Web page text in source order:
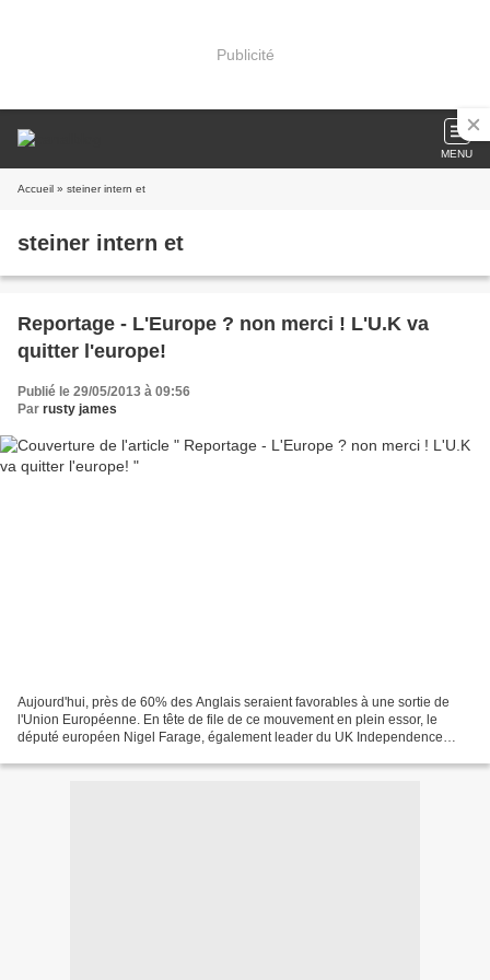
Publicité
MENU
Accueil » steiner intern et
steiner intern et
Reportage - L'Europe ? non merci ! L'U.K va
quitter l'europe!
Publié le 29/05/2013 à 09:56
Par rusty james
Aujourd'hui, près de 60% des Anglais seraient favorables à une sortie de
l'Union Européenne. En tête de file de ce mouvement en plein essor, le
député européen Nigel Farage, également leader du UK Independence